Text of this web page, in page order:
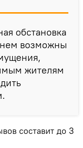
обстановка
возможны
жителям
составит до 3